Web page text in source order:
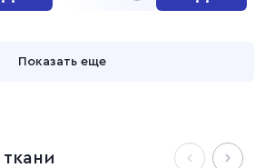
Показать еще